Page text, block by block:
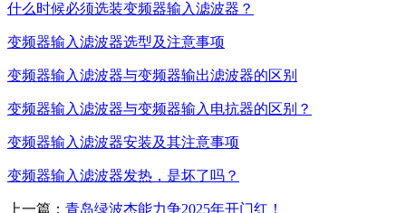
什么时候必须选装变频器输入滤波器？
变频器输入滤波器选型及注意事项
变频器输入滤波器与变频器输出滤波器的区别
变频器输入滤波器与变频器输入电抗器的区别？
变频器输入滤波器安装及其注意事项
变频器输入滤波器发热，是坏了吗？
上一篇： 青岛绿波杰能力争2025年开门红！